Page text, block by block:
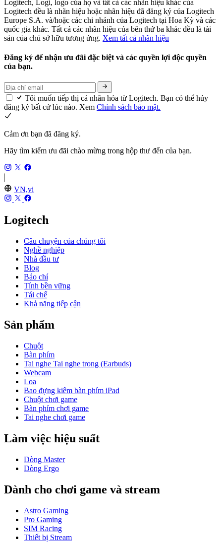
Logitech, Logi, logo của họ và tất cả các nhãn hiệu khác của
Logitech đều là nhãn hiệu hoặc nhãn hiệu đã đăng ký của Logitech
Europe S.A. và/hoặc các chi nhánh của Logitech tại Hoa Kỳ và các
quốc gia khác. Tất cả các nhãn hiệu của bên thứ ba khác đều là tài
sản của chủ sở hữu tương ứng. Xem tất cả nhãn hiệu
Đăng ký để nhận ưu đãi đặc biệt và các quyền lợi độc quyền
của bạn.
Tôi muốn tiếp thị cá nhân hóa từ Logitech. Bạn có thể hủy
đăng ký bất cứ lúc nào. Xem Chính sách bảo mật.
Cảm ơn bạn đã đăng ký.
Hãy tìm kiếm ưu đãi chào mừng trong hộp thư đến của bạn.
VN,vi
Logitech
Câu chuyện của chúng tôi
Nghề nghiệp
Nhà đầu tư
Blog
Báo chí
Tính bền vững
Tái chế
Khả năng tiếp cận
Sản phẩm
Chuột
Bàn phím
Tai nghe Tai nghe trong (Earbuds)
Webcam
Loa
Bao đựng kiêm bàn phím iPad
Chuột chơi game
Bàn phím chơi game
Tai nghe chơi game
Làm việc hiệu suất
Dòng Master
Dòng Ergo
Dành cho chơi game và stream
Astro Gaming
Pro Gaming
SIM Racing
Thiết bị Stream